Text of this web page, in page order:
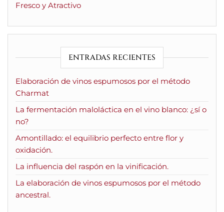
Fresco y Atractivo
ENTRADAS RECIENTES
Elaboración de vinos espumosos por el método
Charmat
La fermentación maloláctica en el vino blanco: ¿sí o
no?
Amontillado: el equilibrio perfecto entre flor y
oxidación.
La influencia del raspón en la vinificación.
La elaboración de vinos espumosos por el método
ancestral.